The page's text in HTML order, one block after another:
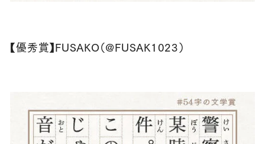
【優秀賞】FUSAKO（@FUSAK1023）